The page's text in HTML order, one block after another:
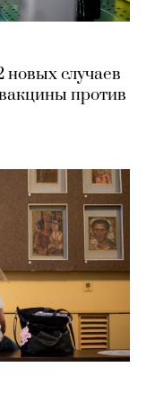
новых случаев
против